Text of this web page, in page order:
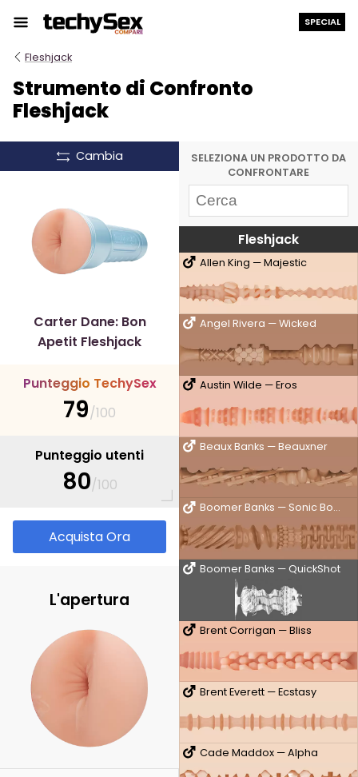
contenuto
SPECIAL
Fleshjack
Strumento di Confronto
Fleshjack
SELEZIONA UN PRODOTTO DA
CONFRONTARE
Fleshjack
Allen King — Majestic
Angel Rivera — Wicked
Austin Wilde — Eros
Beaux Banks — Beauxner
Boomer Banks — Sonic Boom
Boomer Banks — QuickShot
Brent Corrigan — Bliss
Brent Everett — Ecstasy
Cade Maddox — Alpha
Cambia
Carter Dane: Bon
Apetit Fleshjack
Punteggio TechySex
79/100
Punteggio utenti
80/100
Acquista Ora
L'apertura